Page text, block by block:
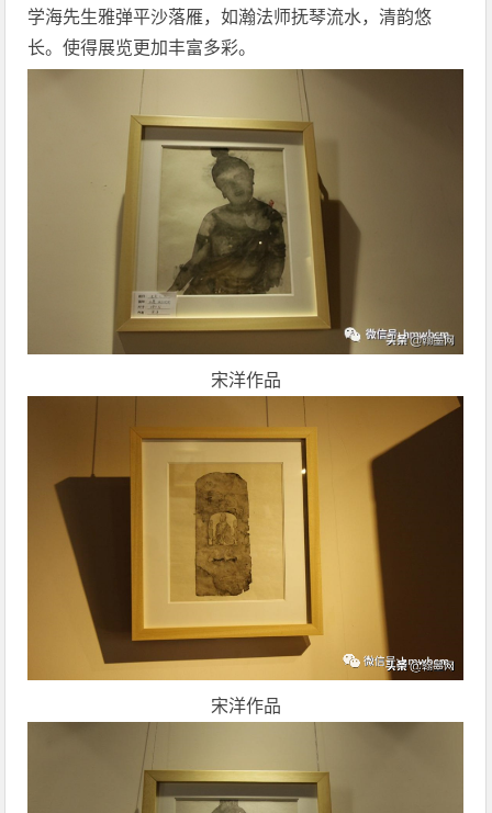
学海先生雅弹平沙落雁，如瀚法师抚琴流水，清韵悠
长。使得展览更加丰富多彩。
宋洋作品
宋洋作品